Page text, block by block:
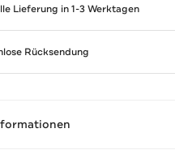
Lieferung in 1-3 Werktagen
Rücksendung